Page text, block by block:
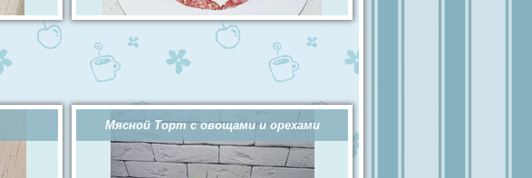
Мясной Торт с овощами и орехами